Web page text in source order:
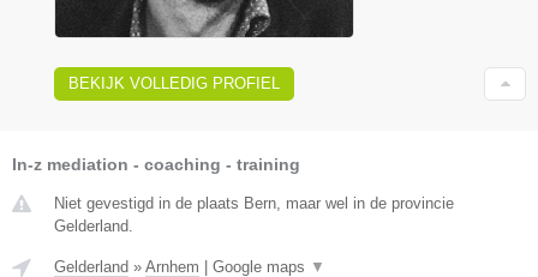
BEKIJK VOLLEDIG PROFIEL
In-z mediation - coaching - training
Niet gevestigd in de plaats Bern, maar wel in de provincie
Gelderland.
Gelderland » Arnhem Google maps ▼